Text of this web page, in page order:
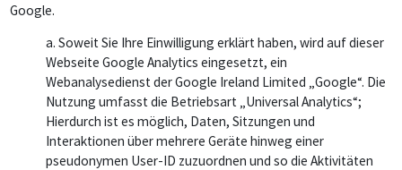
Google.
a. Soweit Sie Ihre Einwilligung erklärt haben, wird auf dieser
Webseite Google Analytics eingesetzt, ein
Webanalysedienst der Google Ireland Limited „Google“. Die
Nutzung umfasst die Betriebsart „Universal Analytics“;
Hierdurch ist es möglich, Daten, Sitzungen und
Interaktionen über mehrere Geräte hinweg einer
pseudonymen User-ID zuzuordnen und so die Aktivitäten